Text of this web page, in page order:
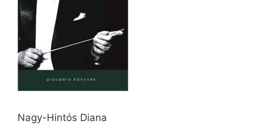
Nagy-Hintós Diana